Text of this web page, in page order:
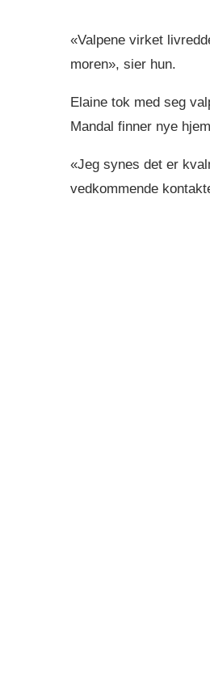
«Valpene virket
moren», sier hun.
Elaine tok med seg
Mandal finner nye
«Jeg synes det er
vedkommende